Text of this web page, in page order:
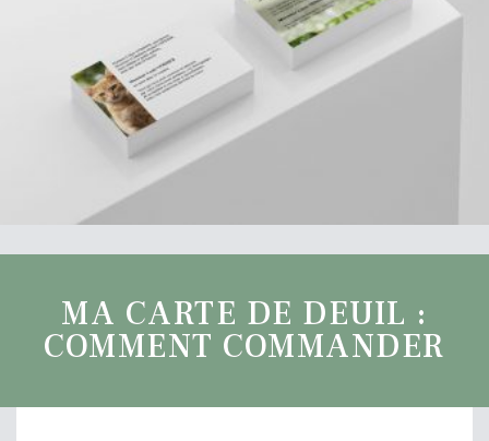
MA CARTE DE DEUIL :
COMMENT COMMANDER